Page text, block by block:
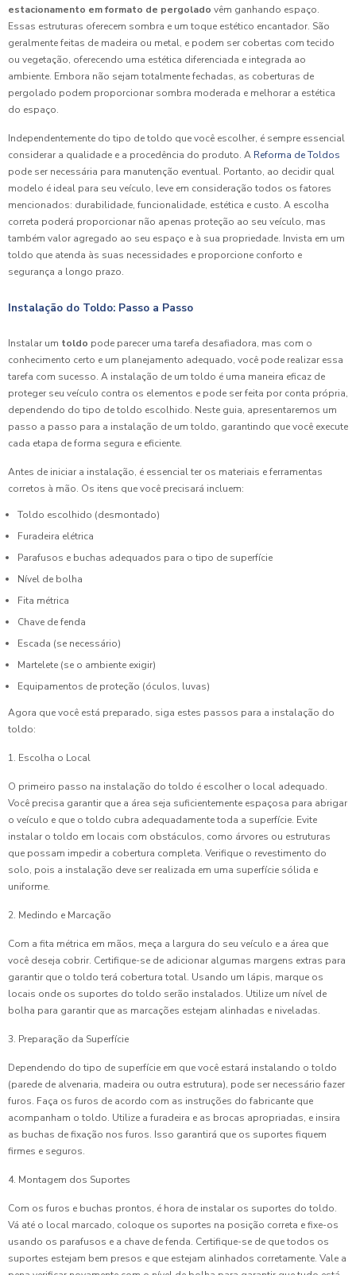
estacionamento em formato de pergolado vêm ganhando espaço.
Essas estruturas oferecem sombra e um toque estético encantador. São
geralmente feitas de madeira ou metal, e podem ser cobertas com tecido
ou vegetação, oferecendo uma estética diferenciada e integrada ao
ambiente. Embora não sejam totalmente fechadas, as coberturas de
pergolado podem proporcionar sombra moderada e melhorar a estética
do espaço.
Independentemente do tipo de toldo que você escolher, é sempre essencial
considerar a qualidade e a procedência do produto. A Reforma de Toldos
pode ser necessária para manutenção eventual. Portanto, ao decidir qual
modelo é ideal para seu veículo, leve em consideração todos os fatores
mencionados: durabilidade, funcionalidade, estética e custo. A escolha
correta poderá proporcionar não apenas proteção ao seu veículo, mas
também valor agregado ao seu espaço e à sua propriedade. Invista em um
toldo que atenda às suas necessidades e proporcione conforto e
segurança a longo prazo.
Instalação do Toldo: Passo a Passo
Instalar um toldo pode parecer uma tarefa desafiadora, mas com o
conhecimento certo e um planejamento adequado, você pode realizar essa
tarefa com sucesso. A instalação de um toldo é uma maneira eficaz de
proteger seu veículo contra os elementos e pode ser feita por conta própria,
dependendo do tipo de toldo escolhido. Neste guia, apresentaremos um
passo a passo para a instalação de um toldo, garantindo que você execute
cada etapa de forma segura e eficiente.
Antes de iniciar a instalação, é essencial ter os materiais e ferramentas
corretos à mão. Os itens que você precisará incluem:
Toldo escolhido (desmontado)
Furadeira elétrica
Parafusos e buchas adequados para o tipo de superfície
Nível de bolha
Fita métrica
Chave de fenda
Escada (se necessário)
Martelete (se o ambiente exigir)
Equipamentos de proteção (óculos, luvas)
Agora que você está preparado, siga estes passos para a instalação do
toldo:
1. Escolha o Local
O primeiro passo na instalação do toldo é escolher o local adequado.
Você precisa garantir que a área seja suficientemente espaçosa para abrigar
o veículo e que o toldo cubra adequadamente toda a superfície. Evite
instalar o toldo em locais com obstáculos, como árvores ou estruturas
que possam impedir a cobertura completa. Verifique o revestimento do
solo, pois a instalação deve ser realizada em uma superfície sólida e
uniforme.
2. Medindo e Marcação
Com a fita métrica em mãos, meça a largura do seu veículo e a área que
você deseja cobrir. Certifique-se de adicionar algumas margens extras para
garantir que o toldo terá cobertura total. Usando um lápis, marque os
locais onde os suportes do toldo serão instalados. Utilize um nível de
bolha para garantir que as marcações estejam alinhadas e niveladas.
3. Preparação da Superfície
Dependendo do tipo de superfície em que você estará instalando o toldo
(parede de alvenaria, madeira ou outra estrutura), pode ser necessário fazer
furos. Faça os furos de acordo com as instruções do fabricante que
acompanham o toldo. Utilize a furadeira e as brocas apropriadas, e insira
as buchas de fixação nos furos. Isso garantirá que os suportes fiquem
firmes e seguros.
4. Montagem dos Suportes
Com os furos e buchas prontos, é hora de instalar os suportes do toldo.
Vá até o local marcado, coloque os suportes na posição correta e fixe-os
usando os parafusos e a chave de fenda. Certifique-se de que todos os
suportes estejam bem presos e que estejam alinhados corretamente. Vale a